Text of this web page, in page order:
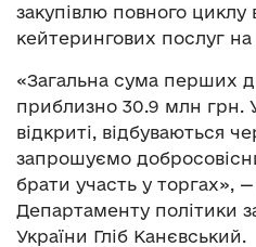
закупівлю повного циклу
кейтерингових послуг на
«Загальна сума перших
приблизно 30.9 млн грн.
відкриті, відбуваються
запрошуємо
брати участь у торгах»,
Департаменту політики
України Гліб Канєвський.